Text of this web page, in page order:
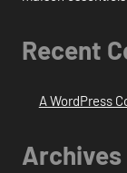
Recent
A WordPress
Archives